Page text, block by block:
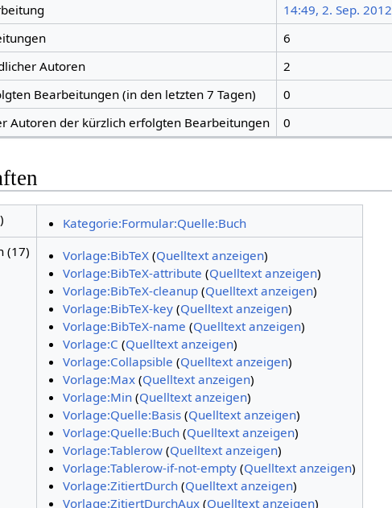
14:49, 2. Sep. 2012
6
Autoren
2
Bearbeitungen (in den letzten 7 Tagen)
0
Autoren der kürzlich erfolgten Bearbeitungen
0
Kategorie:Formular:Quelle:Buch
(17)
Vorlage:BibTeX (Quelltext anzeigen)
Vorlage:BibTeX-attribute (Quelltext anzeigen)
Vorlage:BibTeX-cleanup (Quelltext anzeigen)
Vorlage:BibTeX-key (Quelltext anzeigen)
Vorlage:BibTeX-name (Quelltext anzeigen)
Vorlage:C (Quelltext anzeigen)
Vorlage:Collapsible (Quelltext anzeigen)
Vorlage:Max (Quelltext anzeigen)
Vorlage:Min (Quelltext anzeigen)
Vorlage:Quelle:Basis (Quelltext anzeigen)
Vorlage:Quelle:Buch (Quelltext anzeigen)
Vorlage:Tablerow (Quelltext anzeigen)
Vorlage:Tablerow-if-not-empty (Quelltext anzeigen)
Vorlage:ZitiertDurch (Quelltext anzeigen)
Vorlage:ZitiertDurchAux (Quelltext anzeigen)